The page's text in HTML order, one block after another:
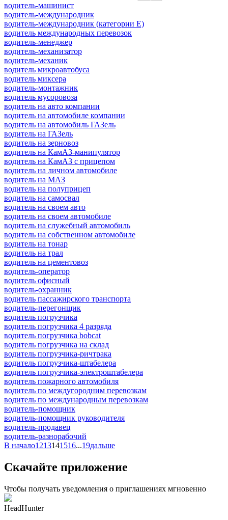
водитель-машинист
водитель-международник
водитель-международник (категории Е)
водитель международных перевозок
водитель-менеджер
водитель-механизатор
водитель-механик
водитель микроавтобуса
водитель миксера
водитель-монтажник
водитель мусоровоза
водитель на авто компании
водитель на автомобиле компании
водитель на автомобиль ГАЗель
водитель на ГАЗель
водитель на зерновоз
водитель на КамАЗ-манипулятор
водитель на КамАЗ с прицепом
водитель на личном автомобиле
водитель на МАЗ
водитель на полуприцеп
водитель на самосвал
водитель на своем авто
водитель на своем автомобиле
водитель на служебный автомобиль
водитель на собственном автомобиле
водитель на тонар
водитель на трал
водитель на цементовоз
водитель-оператор
водитель офисный
водитель-охранник
водитель пассажирского транспорта
водитель-перегонщик
водитель погрузчика
водитель погрузчика 4 разряда
водитель погрузчика bobcat
водитель погрузчика на склад
водитель погрузчика-ричтрака
водитель погрузчика-штабелера
водитель погрузчика-электроштабелера
водитель пожарного автомобиля
водитель по междугородним перевозкам
водитель по международным перевозкам
водитель-помощник
водитель-помощник руководителя
водитель-продавец
водитель-разнорабочий
В начало1213141516...19дальше
Скачайте приложение
Чтобы получать уведомления о приглашениях мгновенно
HeadHunter